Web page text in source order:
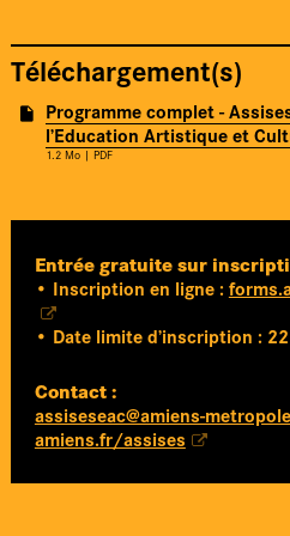
Téléchargement(s)
Programme complet -
l’Education Artistique et
1.2 Mo | PDF
Entrée gratuite sur
• Inscription en ligne :
• Date limite d’inscription :
Contact :
assiseseac@amiens-
amiens.fr/assises